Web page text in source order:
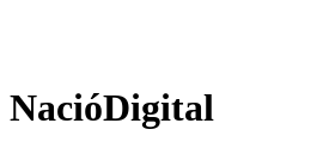
NacióDigital